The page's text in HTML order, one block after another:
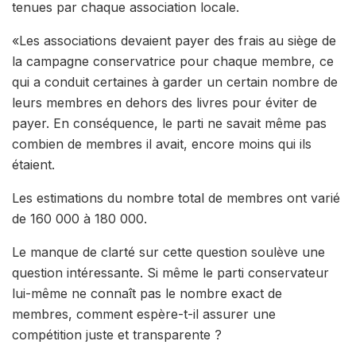
tenues par chaque association locale.
«Les associations devaient payer des frais au siège de
la campagne conservatrice pour chaque membre, ce
qui a conduit certaines à garder un certain nombre de
leurs membres en dehors des livres pour éviter de
payer. En conséquence, le parti ne savait même pas
combien de membres il avait, encore moins qui ils
étaient.
Les estimations du nombre total de membres ont varié
de 160 000 à 180 000.
Le manque de clarté sur cette question soulève une
question intéressante. Si même le parti conservateur
lui-même ne connaît pas le nombre exact de
membres, comment espère-t-il assurer une
compétition juste et transparente ?